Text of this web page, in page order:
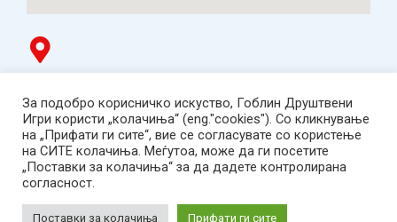
ТЦ Буњаковец - 1. кат, Скопје.
Tел: 078 669 482
Работно време: пон-пет 12:00-19:00 /саб 12:00-17:00
2001-2026 Goblin Games, All Rights Reserved.
Гоблин ДОО, Скопје. Даночен број:
За подобро корисничко искуство, Гоблин Друштвени
Игри користи „колачиња“ (eng."cookies"). Со кликнување
на „Прифати ги сите“, вие се согласувате со користење
на СИТЕ колачиња. Меѓутоа, може да ги посетите
„Поставки за колачиња“ за да дадете контролирана
согласност.
Поставки за колачиња Прифати ги сите